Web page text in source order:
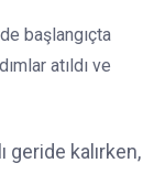
başlangıçta
atıldı ve
geride kalırken,